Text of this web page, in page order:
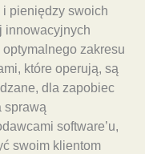
pieniędzy swoich
innowacyjnych
zakresu
które operują, są
dla zapobiec
sprawą
software’u,
swoim klientom